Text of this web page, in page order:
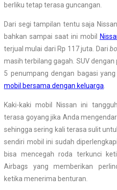
berliku tetap terasa guncangan.
Dari segi tampilan tentu saja
bahkan sampai saat ini mobil
terjual mulai dari Rp 117 juta. Dari
masih terbilang gagah. SUV
5 penumpang dengan bagasi
mobil bersama dengan keluarga
Kaki-kaki mobil Nissan ini
terasa goyang jika Anda
sehingga sering kali terasa sulit
sendiri mobil ini sudah
bisa mencegah roda terkunci
Airbags yang memberikan
ketika menerima benturan.